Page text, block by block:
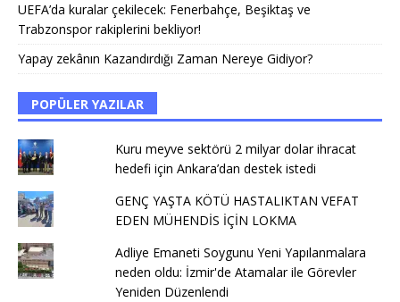
UEFA’da kuralar çekilecek: Fenerbahçe, Beşiktaş ve
Trabzonspor rakiplerini bekliyor!
Yapay zekânın Kazandırdığı Zaman Nereye Gidiyor?
POPÜLER YAZILAR
Kuru meyve sektörü 2 milyar dolar ihracat
hedefi için Ankara’dan destek istedi
GENÇ YAŞTA KÖTÜ HASTALIKTAN VEFAT
EDEN MÜHENDİS İÇİN LOKMA
Adliye Emaneti Soygunu Yeni Yapılanmalara
neden oldu: İzmir'de Atamalar ile Görevler
Yeniden Düzenlendi